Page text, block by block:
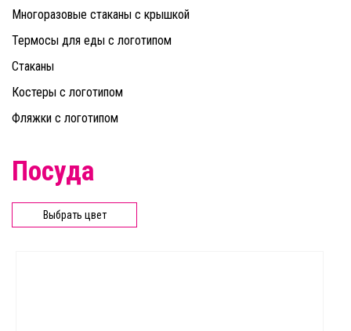
Многоразовые стаканы с крышкой
Термосы для еды с логотипом
Стаканы
Костеры с логотипом
Фляжки с логотипом
Посуда
Выбрать цвет